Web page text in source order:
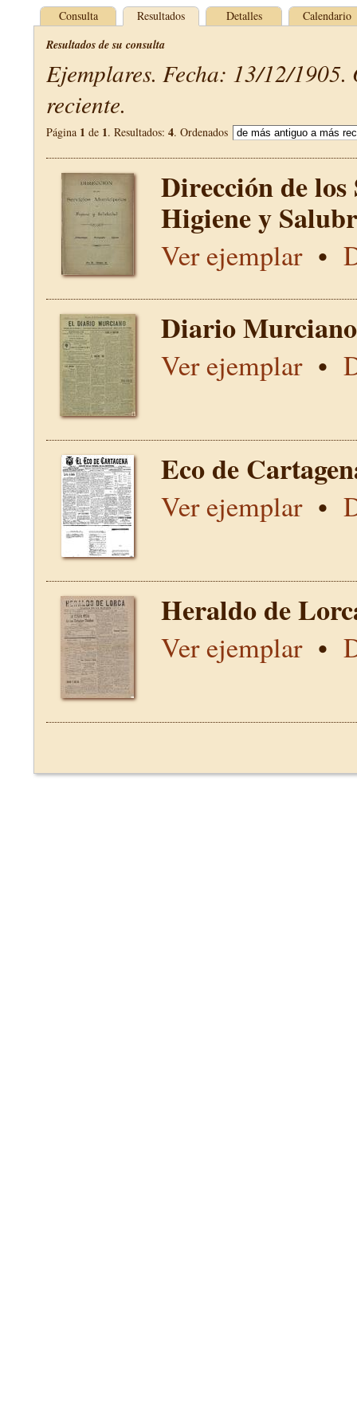
Consulta Resultados Detalles Calendario
Resultados de su consulta
Ejemplares. Fecha: 13/12/1905.
reciente.
Página 1 de 1. Resultados: 4. Ordenados
Dirección de
Higiene y
Ver ejemplar•
Diario
Ver ejemplar•
Eco de
Ver ejemplar•
Heraldo de
Ver ejemplar•